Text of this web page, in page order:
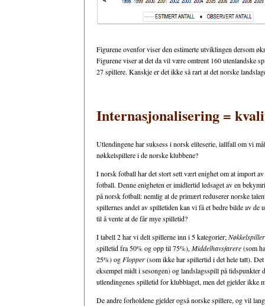
Figurene ovenfor viser den estimerte utviklingen dersom
Figurene viser at det da vil være omtrent 160 utenlandske
27 spillere. Kanskje er det ikke så rart at det norske
Internasjonalisering =
Utlendingene har suksess i norsk eliteserie, iallfall om vi
nøkkelspillere i de norske klubbene?
I norsk fotball har det stort sett vært enighet om at import
fotball. Denne enigheten er imidlertid ledsaget av en
på norsk fotball: nemlig at de primært reduserer norske
spillernes andel av spilletiden kan vi få et bedre bilde av
til å vente at de får mye spilletid?
I tabell 2 har vi delt spillerne inn i 5 kategorier;
spilletid fra 50% og opp til 75%), Middelhavsfarere(som
25%) og Flopper(som ikke har spillertid i det hele tatt).
eksempel midt i sesongen) og landslagsspill på
utlendingenes spilletid for klubblaget, men det gjelder ikke
De andre forholdene gjelder også norske spillere, og vil